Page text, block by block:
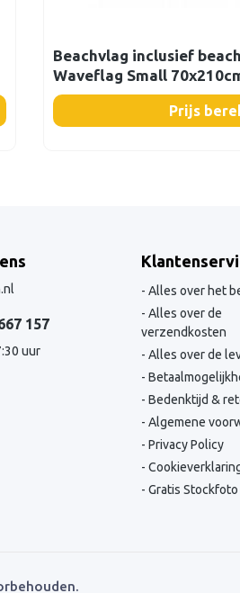
Beachvlag inclusief
Waveflag Small
Prijs
157
uur
Alles over het
Alles over de
verzendkosten
Alles over de
Bedenktijd &
Algemene
Privacy Policy
Gratis Stockfoto